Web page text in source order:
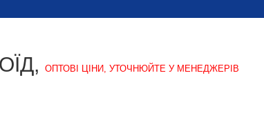
ОПТОВІ ЦІНИ, УТОЧНЮЙТЕ У МЕНЕДЖЕРІВ